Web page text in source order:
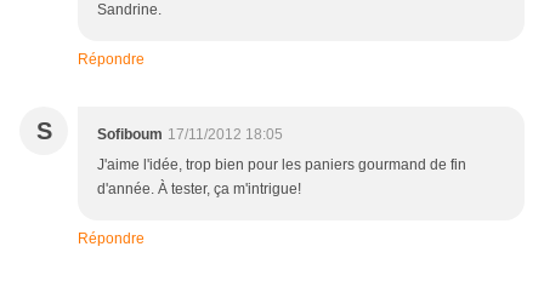
Sandrine.
Répondre
S Sofiboum 17/11/2012 18:05
J'aime l'idée, trop bien pour les paniers gourmand de fin
d'année. À tester, ça m'intrigue!
Répondre